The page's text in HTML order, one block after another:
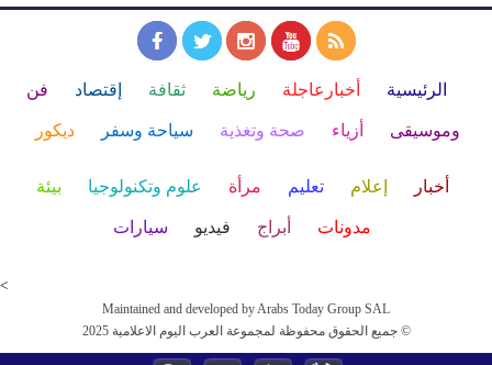
الرئيسية أخبارعاجلة رياضة ثقافة إقتصاد فن
وموسيقى أزياء صحة وتغذية سياحة وسفر ديكور
أخبار إعلام تعليم مرأة علوم وتكنولوجيا بيئة
مدونات أبراج فيديو سيارات
<
Maintained and developed by Arabs Today Group SAL
جميع الحقوق محفوظة لمجموعة العرب اليوم الاعلامية 2025 ©